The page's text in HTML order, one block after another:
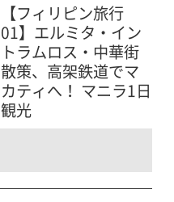
【フィリピン旅行
01】エルミタ・イン
トラムロス・中華街
散策、高架鉄道でマ
カティへ！ マニラ1日
観光